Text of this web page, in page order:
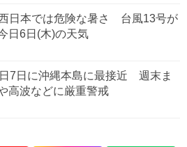
日本では危険な暑さ 台風13号が
日6日(木)の天気
7日に沖縄本島に最接近 週末ま
高波などに厳重警戒